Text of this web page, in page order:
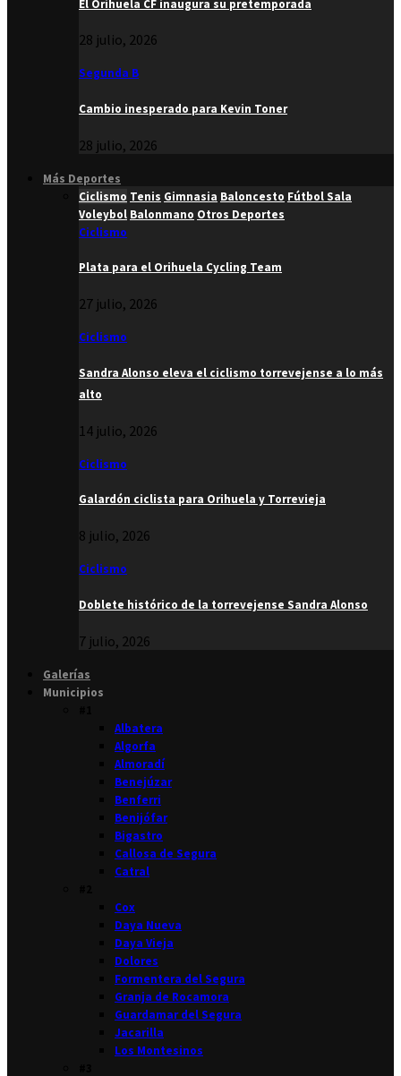
El Orihuela CF inaugura su pretemporada
28 julio, 2026
Segunda B
Cambio inesperado para Kevin Toner
28 julio, 2026
Más Deportes
Ciclismo Tenis Gimnasia Baloncesto Fútbol Sala
Voleybol Balonmano Otros Deportes
Ciclismo
Plata para el Orihuela Cycling Team
27 julio, 2026
Ciclismo
Sandra Alonso eleva el ciclismo torrevejense a lo más
alto
14 julio, 2026
Ciclismo
Galardón ciclista para Orihuela y Torrevieja
8 julio, 2026
Ciclismo
Doblete histórico de la torrevejense Sandra Alonso
7 julio, 2026
Galerías
Municipios
Albatera
Algorfa
Almoradí
Benejúzar
Benferri
Benijófar
Bigastro
Callosa de Segura
Catral
Cox
Daya Nueva
Daya Vieja
Dolores
Formentera del Segura
Granja de Rocamora
Guardamar del Segura
Jacarilla
Los Montesinos